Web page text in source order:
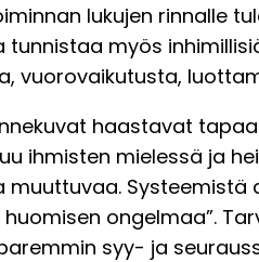
lukujen rinnalle
tunnistaa myös
vuorovaikutusta,
haastavat
ihmisten mielessä ja
muuttuvaa. Systeemistä
ongelmaa”.
syy- ja